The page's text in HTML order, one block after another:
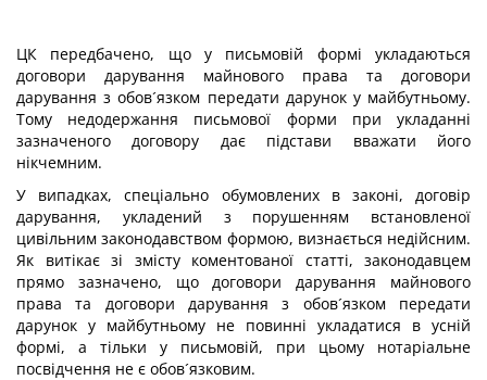
ЦК передбачено, що у письмовій формі укладаються
договори дарування майнового права та договори
дарування з обов´язком передати дарунок у майбутньому.
Тому недодержання письмової форми при укладанні
зазначеного договору дає підстави вважати його
нікчемним.
У випадках, спеціально обумовлених в законі, договір
дарування, укладений з порушенням встановленої
цивільним законодавством формою, визнається недійсним.
Як витікає зі змісту коментованої статті, законодавцем
прямо зазначено, що договори дарування майнового
права та договори дарування з обов´язком передати
дарунок у майбутньому не повинні укладатися в усній
формі, а тільки у письмовій, при цьому нотаріальне
посвідчення не є обов´язковим.